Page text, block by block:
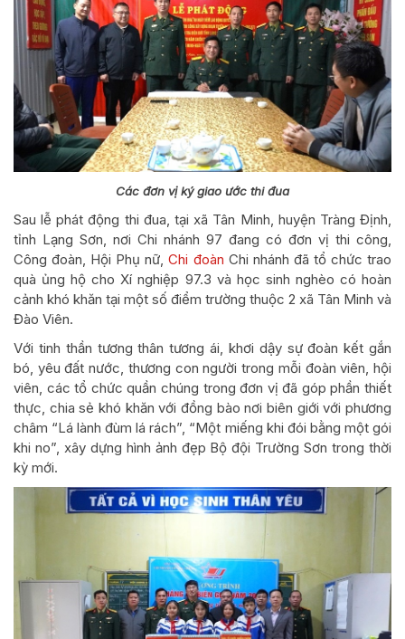
Các đơn vị ký giao ước thi đua
Sau lễ phát động thi đua, tại xã Tân Minh, huyện Tràng Định,
tỉnh Lạng Sơn, nơi Chi nhánh 97 đang có đơn vị thi công,
Công đoàn, Hội Phụ nữ,Chi đoàn Chi nhánh đã tổ chức trao
quà ủng hộ cho Xí nghiệp 97.3 và học sinh nghèo có hoàn
cảnh khó khăn tại một số điểm trường thuộc 2 xã Tân Minh và
Đào Viên.
Với tinh thần tương thân tương ái, khơi dậy sự đoàn kết gắn
bó, yêu đất nước, thương con người trong mỗi đoàn viên, hội
viên, các tổ chức quần chúng trong đơn vị đã góp phần thiết
thực, chia sẻ khó khăn với đồng bào nơi biên giới với phương
châm “Lá lành đùm lá rách”, “Một miếng khi đói bằng một gói
khi no”, xây dựng hình ảnh đẹp Bộ đội Trường Sơn trong thời
kỳ mới.